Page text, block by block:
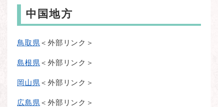
中国地方
鳥取県 ＜外部リンク＞
島根県 ＜外部リンク＞
岡山県 ＜外部リンク＞
広島県 ＜外部リンク＞